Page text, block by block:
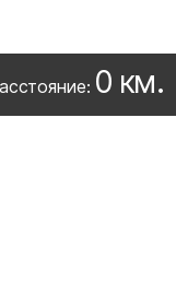
0 км.